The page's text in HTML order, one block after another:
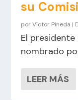
su
porVíctor Pineda |
El presidente
nombrado
LEER MÁS